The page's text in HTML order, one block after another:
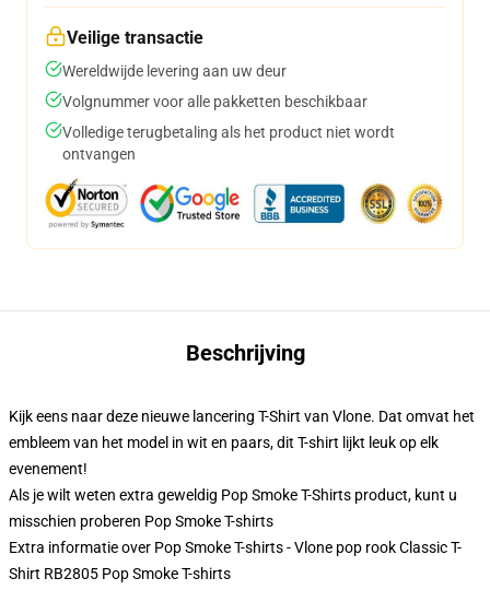
Veilige transactie
Wereldwijde levering aan uw deur
Volgnummer voor alle pakketten beschikbaar
Volledige terugbetaling als het product niet wordt
ontvangen
Beschrijving
Kijk eens naar deze nieuwe lancering T-Shirt van Vlone. Dat omvat het
embleem van het model in wit en paars, dit T-shirt lijkt leuk op elk
evenement!
Als je wilt weten extra geweldig Pop Smoke T-Shirts product, kunt u
misschien proberen Pop Smoke T-shirts
Extra informatie over Pop Smoke T-shirts - Vlone pop rook Classic T-
Shirt RB2805 Pop Smoke T-shirts